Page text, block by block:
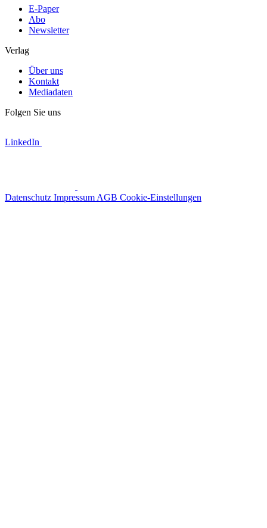
E-Paper
Abo
Newsletter
Verlag
Über uns
Kontakt
Mediadaten
Folgen Sie uns
LinkedIn
Datenschutz Impressum AGB Cookie-Einstellungen